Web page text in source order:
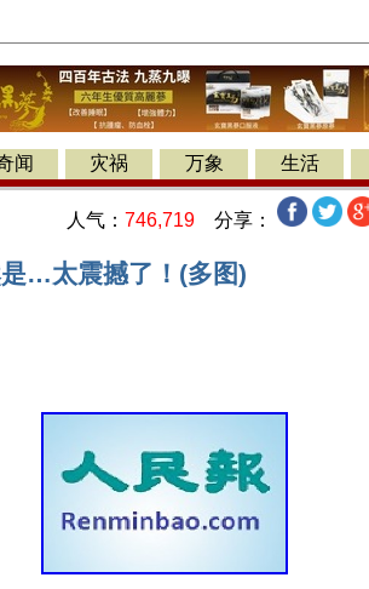
闻 灾祸 万象 生活
人气： 746,719 分享：
…太震撼了！(多图)